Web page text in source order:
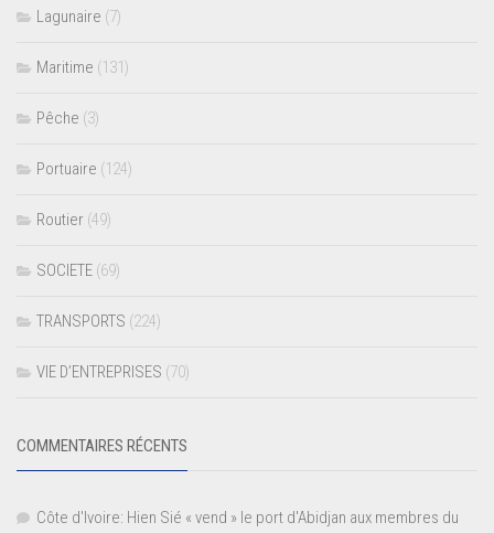
Lagunaire (7)
Maritime (131)
Pêche (3)
Portuaire (124)
Routier (49)
SOCIETE (69)
TRANSPORTS (224)
VIE D’ENTREPRISES (70)
COMMENTAIRES RÉCENTS
Côte d'Ivoire: Hien Sié « vend » le port d'Abidjan aux membres du